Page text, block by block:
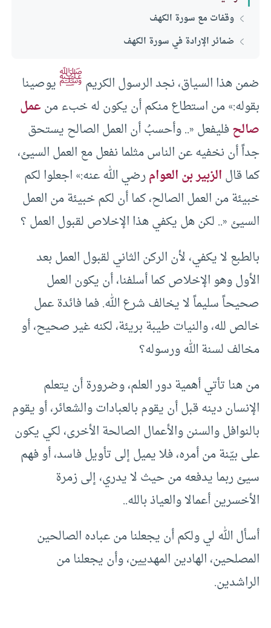
وقفات مع سورة الكهف
ضمائر الإرادة في سورة الكهف
ضمن هذا السياق، نجد الرسول الكريمﷺيوصينا
بقوله:» من استطاع منكم أن يكون له خبء منعمل
صالحفليفعل «.. وأحسبُ أن العمل الصالح يستحق
جداً أن نخفيه عن الناس مثلما نفعل مع العمل السيئ،
كما قالالزبير بن العوامرضي الله عنه:» اجعلوا لكم
خبيئة من العمل الصالح، كما أن لكم خبيئة من العمل
السيئ «.. لكن هل يكفي هذا الإخلاص لقبول العمل ؟
بالطبع لا يكفي، لأن الركن الثاني لقبول العمل بعد
الأول وهو الإخلاص كما أسلفنا، أن يكون العمل
صحيحاً سليماً لا يخالف شرع الله. فما فائدة عمل
خالص لله، والنيات طيبة بريئة، لكنه غير صحيح، أو
مخالف لسنة الله ورسوله؟
من هنا تأتي أهمية دور العلم، وضرورة أن يتعلم
الإنسان دينه قبل أن يقوم بالعبادات والشعائر، أو يقوم
بالنوافل والسنن والأعمال الصالحة الأخرى، لكي يكون
على بيّنة من أمره، فلا يميل إلى تأويل فاسد، أو فهم
سيئ ربما يدفعه من حيث لا يدري، إلى زمرة
الأخسرين أعمالا والعياذ بالله..
أسأل الله لي ولكم أن يجعلنا من عباده الصالحين
المصلحين، الهادين المهديين، وأن يجعلنا من
الراشدين.